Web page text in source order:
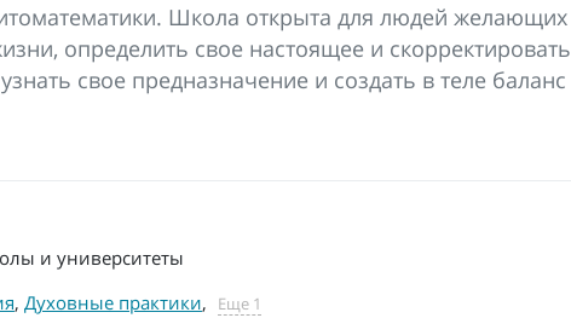
Школа открыта для людей желающих
определить свое настоящее и скорректировать
свое предназначение и создать в теле баланс
и университеты
, Духовные практики, Еще 1